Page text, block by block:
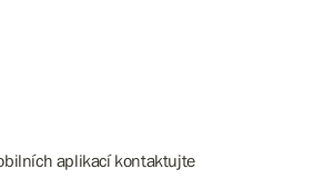
aplikací kontaktujte